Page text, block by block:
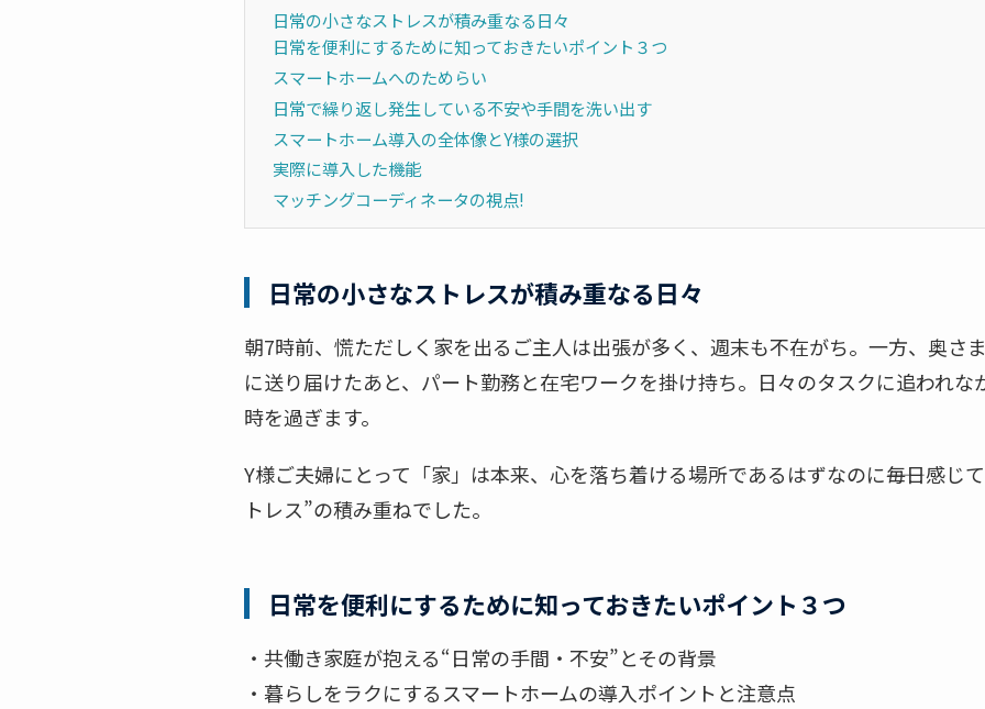
日常の小さなストレスが積み重なる日々
日常を便利にするために知っておきたいポイント３つ
スマートホームへのためらい
日常で繰り返し発生している不安や手間を洗い出す
スマートホーム導入の全体像とY様の選択
実際に導入した機能
マッチングコーディネータの視点!
日常の小さなストレスが積み重なる日々
朝7時前、慌ただしく家を出るご主人は出張が多く、週末も不在がち。一方、奥さ
に送り届けたあと、パート勤務と在宅ワークを掛け持ち。日々のタスクに追われ
時を過ぎます。
Y様ご夫婦にとって「家」は本来、心を落ち着ける場所であるはずなのに――毎日感じ
トレス”の積み重ねでした。
日常を便利にするために知っておきたいポイント３つ
・共働き家庭が抱える“日常の手間・不安”とその背景
・暮らしをラクにするスマートホームの導入ポイントと注意点